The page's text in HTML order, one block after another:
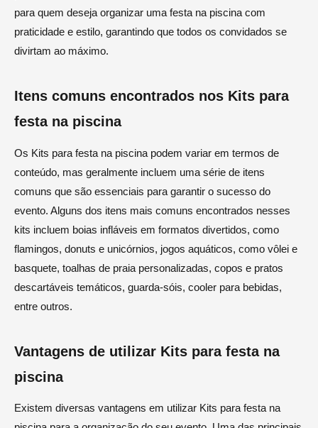
para quem deseja organizar uma festa na piscina com
praticidade e estilo, garantindo que todos os convidados se
divirtam ao máximo.
Itens comuns encontrados nos Kits para
festa na piscina
Os Kits para festa na piscina podem variar em termos de
conteúdo, mas geralmente incluem uma série de itens
comuns que são essenciais para garantir o sucesso do
evento. Alguns dos itens mais comuns encontrados nesses
kits incluem boias infláveis em formatos divertidos, como
flamingos, donuts e unicórnios, jogos aquáticos, como vôlei e
basquete, toalhas de praia personalizadas, copos e pratos
descartáveis temáticos, guarda-sóis, cooler para bebidas,
entre outros.
Vantagens de utilizar Kits para festa na
piscina
Existem diversas vantagens em utilizar Kits para festa na